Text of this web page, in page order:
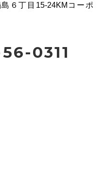
６丁目15-24KMコーポ
0311